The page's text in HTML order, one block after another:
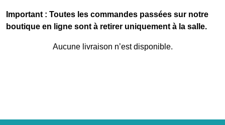
Important : Toutes les commandes passées sur notre
boutique en ligne sont à retirer uniquement à la salle.
Aucune livraison n’est disponible.